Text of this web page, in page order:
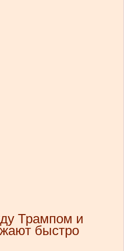
Трампом и
быстро